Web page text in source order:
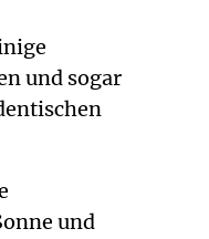
und sogar
und